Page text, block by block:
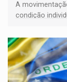
A
condição